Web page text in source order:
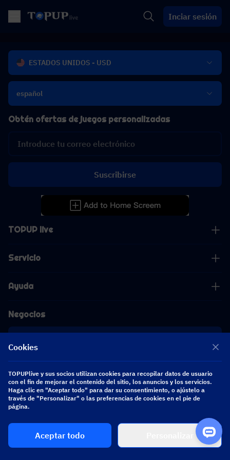
Inciar sesión
ESTADOS UNIDOS - USD
español
TOPUP live
Servicio
Ayuda
Negocios
[email protected]
[email protected]
Obtén ofertas de juegos personalizadas
Suscribirse
Síguenos
Copyright 2026 SEA WHALE TECHNOLOGY PTE.LTD. All Rights Reserved.
Cookies
TOPUPlive y sus socios utilizan cookies para recopilar datos de usuario
con el fin de mejorar el contenido del sitio, los anuncios y los servicios.
Haga clic en "Aceptar todo" para dar su consentimiento, o ajústelo a
través de "Personalizar" o las preferencias de cookies en el pie de
página.
Aceptar todo